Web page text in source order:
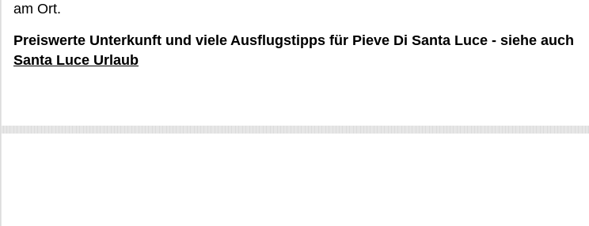
am Ort.
Preiswerte Unterkunft und viele Ausflugstipps für Pieve Di Santa Luce - siehe auch
Santa Luce Urlaub